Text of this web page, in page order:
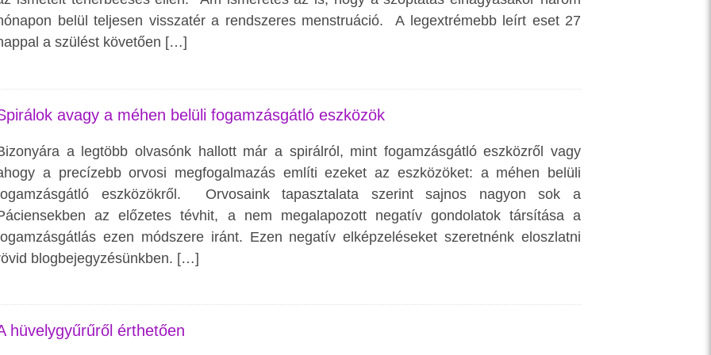
belül teljesen visszatér a rendszeres menstruáció. A legextrémebb leírt eset 27
a szülést követően […]
avagy a méhen belüli fogamzásgátló eszközök
a legtöbb olvasónk hallott már a spirálról, mint fogamzásgátló eszközről vagy
a precízebb orvosi megfogalmazás említi ezeket az eszközöket: a méhen belüli
eszközökről. Orvosaink tapasztalata szerint sajnos nagyon sok a
az előzetes tévhit, a nem megalapozott negatív gondolatok társítása a
ezen módszere iránt. Ezen negatív elképzeléseket szeretnénk eloszlatni
blogbejegyzésünkben. […]
hüvelygyűrűről érthetően